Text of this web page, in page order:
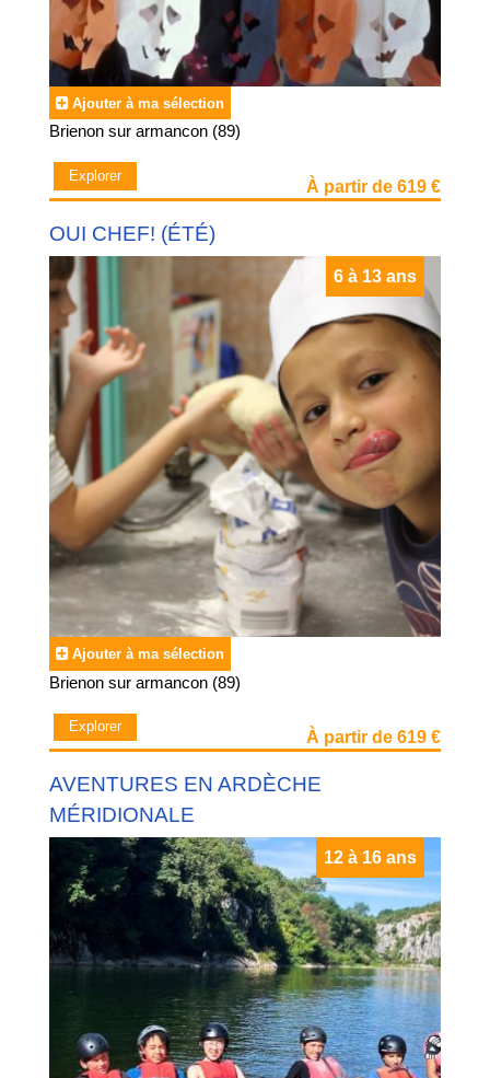
Ajouter à ma sélection
Brienon sur armancon (89)
Explorer
À partir de 619 €
OUI CHEF! (ÉTÉ)
6 à 13 ans
Ajouter à ma sélection
Brienon sur armancon (89)
Explorer
À partir de 619 €
AVENTURES EN ARDÈCHE
MÉRIDIONALE
12 à 16 ans